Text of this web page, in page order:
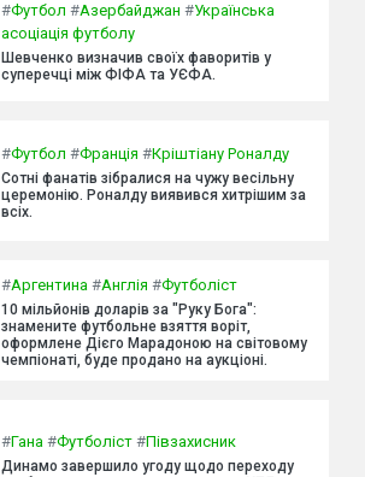
#Футбол #Азербайджан #Українська
асоціація футболу
Шевченко визначив своїх фаворитів у
суперечці між ФІФА та УЄФА.
#Футбол #Франція #Кріштіану Роналду
Сотні фанатів зібралися на чужу весільну
церемонію. Роналду виявився хитрішим за
всіх.
#Аргентина #Англія #Футболіст
10 мільйонів доларів за "Руку Бога":
знамените футбольне взяття воріт,
оформлене Дієго Марадоною на світовому
чемпіонаті, буде продано на аукціоні.
#Гана #Футболіст #Півзахисник
Динамо завершило угоду щодо переходу